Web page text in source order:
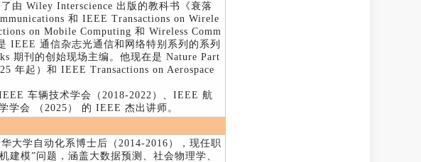
由 Wiley Interscience 出版的教科书《衰落
和 IEEE Transactions on Wirele
on Mobile Computing 和 Wireless Comm
IEEE 通信杂志光通信和网络特别系列的系列
期刊的创始现场主编。他现在是 Nature Part
年起）和 IEEE Transactions on Aerospace
车辆技术学会（2018-2022）、IEEE 航
学会 （2025） 的 IEEE 杰出讲师。
大学自动化系博士后（2014-2016），现任职
建模”问题，涵盖大数据预测、社会物理学、